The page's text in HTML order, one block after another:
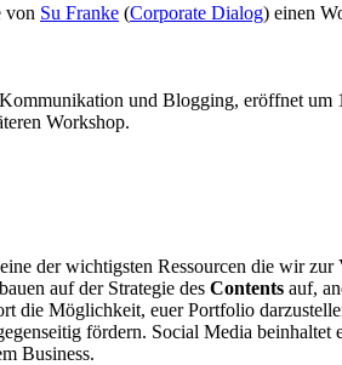
von Su Franke (Corporate Dialog) einen
und Blogging, eröffnet
Workshop.
der wichtigsten Ressourcen die wir zur
auf der Strategie des Contents auf,
die Möglichkeit, euer Portfolio
fördern. Social Media
Business.